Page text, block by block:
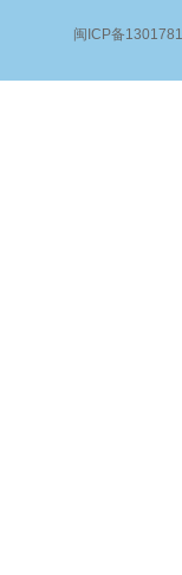
闽ICP备